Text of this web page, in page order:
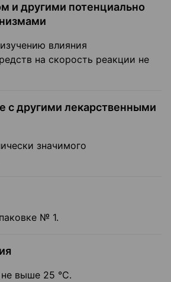
и другими потенциально
влияния
на скорость реакции не
с другими лекарственными
значимого
№ 1.
выше 25 °C.